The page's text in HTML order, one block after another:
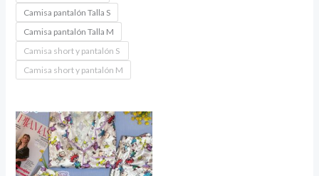
Camisa pantalón Talla S
Camisa pantalón Talla M
Camisa short y pantalón S
Camisa short y pantalón M